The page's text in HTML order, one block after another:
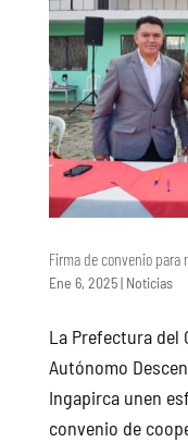
Firma de convenio para
Ene 6, 2025| Noticias
La Prefectura del
Autónomo
Ingapirca unen
convenio de